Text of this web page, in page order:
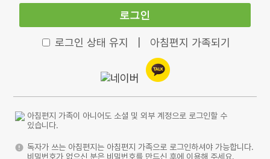
로그인
로그인 상태 유지 아침편지 가족되기
아침편지 가족이 아니어도 소셜 및 외부 계정으로 로그인할 수
있습니다.
독자가 쓰는 아침편지는 아침편지 가족으로 로그인하셔야 가능합니다.
비밀번호가 없으신 분은 비밀번호를 만드신 후에 이용해 주세요.